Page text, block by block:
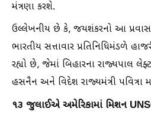
મંત્રણા કરશે.
ઉલ્લેખનીય છે કે, જયશંકરનો આ પ્રવાસ
ભારતીય સત્તાવાર પ્રતિનિધિમંડળે
રહ્યો છે, જેમાં બિહારના રાજ્યપાલ
હસનૈન અને વિદેશ રાજ્યમંત્રી પવિત્રા
૧૩ જુલાઈએ અમેરિકામાં મિશન